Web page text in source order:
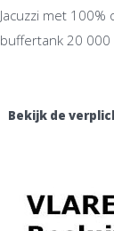
Jacuzzi met
buffertank 20
Bekijk de